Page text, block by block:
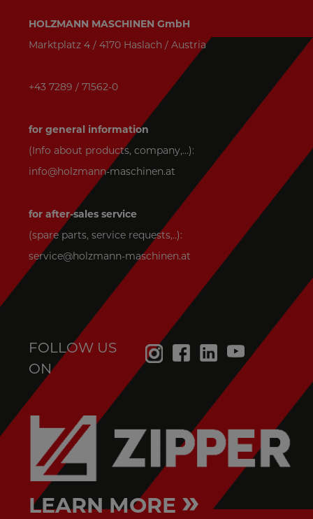
HOLZMANN MASCHINEN GmbH
Marktplatz 4 / 4170 Haslach / Austria
+43 7289 / 71562-0
for general information
(Info about products, company,...):
info@holzmann-maschinen.at
for after-sales service
(spare parts, service requests,..):
service@holzmann-maschinen.at
FOLLOW US
ON
LEARN MORE »